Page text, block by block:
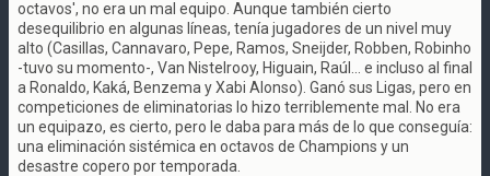
octavos', no era un mal equipo. Aunque también cierto
desequilibrio en algunas líneas, tenía jugadores de un nivel muy
alto (Casillas, Cannavaro, Pepe, Ramos, Sneijder, Robben, Robinho
-tuvo su momento-, Van Nistelrooy, Higuain, Raúl... e incluso al final
a Ronaldo, Kaká, Benzema y Xabi Alonso). Ganó sus Ligas, pero en
competiciones de eliminatorias lo hizo terriblemente mal. No era
un equipazo, es cierto, pero le daba para más de lo que conseguía:
una eliminación sistémica en octavos de Champions y un
desastre copero por temporada.